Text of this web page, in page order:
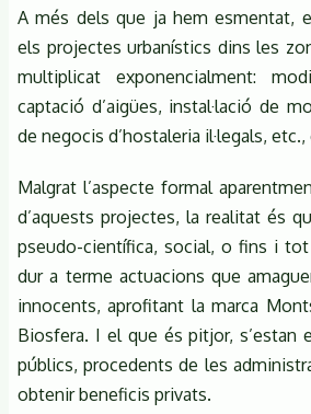
A més dels que ja hem esmentat,
els projectes urbanístics dins les
multiplicat exponencialment:
captació d’aigües, instal·lació de
de negocis d’hostaleria il·legals, etc.,
Malgrat l’aspecte formal
d’aquests projectes, la realitat és
pseudo-científica, social, o fins i tot
dur a terme actuacions que
innocents, aprofitant la marca
Biosfera. I el que és pitjor, s’estan
públics, procedents de les
obtenir beneficis privats.